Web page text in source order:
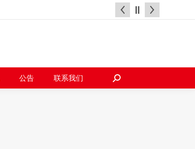
公告 联系我们
搜
社工园地 公告 联系我们
搜